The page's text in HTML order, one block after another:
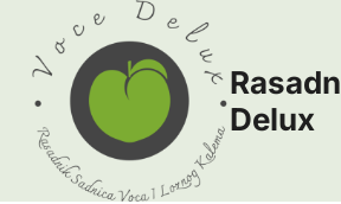
content
Delux